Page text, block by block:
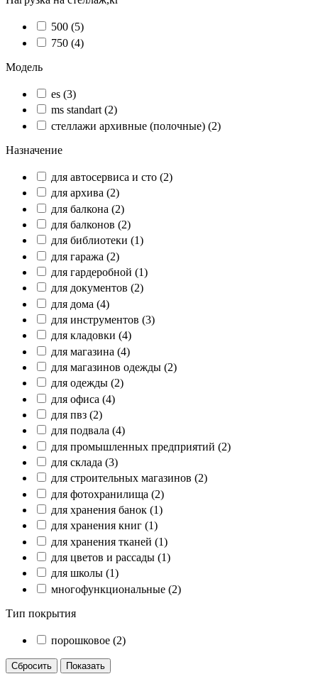
500 (5)
750 (4)
Модель
es (3)
ms standart (2)
стеллажи архивные (полочные) (2)
Назначение
для автосервиса и сто (2)
для архива (2)
для балкона (2)
для балконов (2)
для библиотеки (1)
для гаража (2)
для гардеробной (1)
для документов (2)
для дома (4)
для инструментов (3)
для кладовки (4)
для магазина (4)
для магазинов одежды (2)
для одежды (2)
для офиса (4)
для пвз (2)
для подвала (4)
для промышленных предприятий (2)
для склада (3)
для строительных магазинов (2)
для фотохранилища (2)
для хранения банок (1)
для хранения книг (1)
для хранения тканей (1)
для цветов и рассады (1)
для школы (1)
многофункциональные (2)
Тип покрытия
порошковое (2)